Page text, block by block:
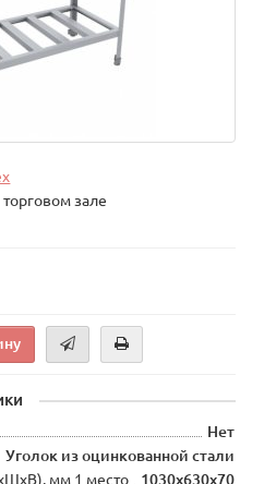
торговом зале
Нет
Уголок из оцинкованной стали
мм 1 место
1030х630х70